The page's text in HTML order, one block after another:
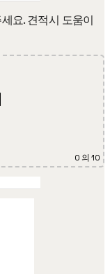
요. 견적시 도움이
0 의 10